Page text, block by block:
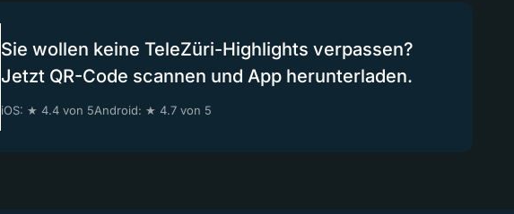
Sie wollen keine TeleZüri-Highlights verpassen?
Jetzt QR-Code scannen und App herunterladen.
iOS: ★ 4.4 von 5Android: ★ 4.7 von 5